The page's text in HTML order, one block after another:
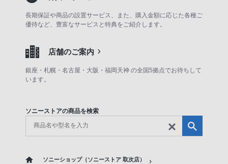
長期保証や商品の設置サービス、また、購入金額に応じた各種ご
優待など、豊富なサービスと特典をご紹介します。
店舗のご案内
銀座・札幌・名古屋・大阪・福岡天神 の全国5拠点でお待ちして
います。
ソニーストアの商品を検索
ソニーショップ（ソニーストア 取次店）